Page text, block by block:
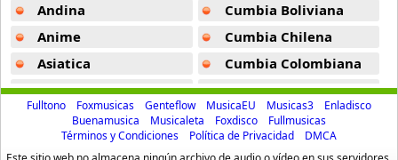
19 músicas online
Angelic Layer
3 músicas online
Ano Natsu De Matteru
Andina
Anime
Asiatica
Atevip
Bachatas
Baladas
Cumbia Boliviana
Cumbia Chilena
Cumbia Colombiana
Cumbia Ecuatoriana
Cumbia Mexicana
Cumbia Pop
Fulltono Foxmusicas Genteflow MusicaEU Musicas3
Enladisco
Buenamusica
Musicaleta Foxdisco
Fullmusicas
Términos y Condiciones
Política de Privacidad
DMCA